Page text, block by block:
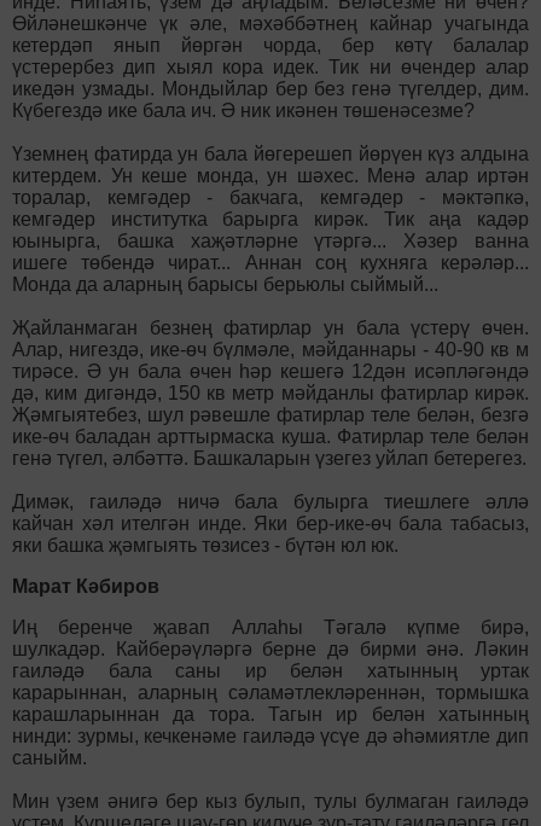
Өйләнешкәнче үк әле, мәхәббәтнең кайнар учагында
кетердәп янып йөргән чорда, бер көтү балалар
үстерербез дип хыял кора идек. Тик ни өчендер алар
икедән узмады. Мондыйлар бер без генә түгелдер, дим.
Күбегездә ике бала ич. Ә ник икәнен төшенәсезме?
Үземнең фатирда ун бала йөгерешеп йөрүен күз алдына
китердем. Ун кеше монда, ун шәхес. Менә алар иртән
торалар, кемгәдер - бакчага, кемгәдер - мәктәпкә,
кемгәдер институтка барырга кирәк. Тик аңа кадәр
юынырга, башка хаҗәтләрне үтәргә... Хәзер ванна
ишеге төбендә чират... Аннан соң кухняга керәләр...
Монда да аларның барысы берьюлы сыймый...
Җайланмаган безнең фатирлар ун бала үстерү өчен.
Алар, нигездә, ике-өч бүлмәле, мәйданнары - 40-90 кв м
тирәсе. Ә ун бала өчен һәр кешегә 12дән исәпләгәндә
дә, ким дигәндә, 150 кв метр мәйданлы фатирлар кирәк.
Җәмгыятебез, шул рәвешле фатирлар теле белән, безгә
ике-өч баладан арттырмаска куша. Фатирлар теле белән
генә түгел, әлбәттә. Башкаларын үзегез уйлап бетерегез.
Димәк, гаиләдә ничә бала булырга тиешлеге әллә
кайчан хәл ителгән инде. Яки бер-ике-өч бала табасыз,
яки башка җәмгыять төзисез - бүтән юл юк.
Марат Кәбиров
Иң беренче җавап Аллаһы Тәгалә күпме бирә,
шулкадәр. Кайберәүләргә берне дә бирми әнә. Ләкин
гаиләдә бала саны ир белән хатынның уртак
карарыннан, аларның сәламәтлекләреннән, тормышка
карашларыннан да тора. Тагын ир белән хатынның
нинди: зурмы, кечкенәме гаиләдә үсүе дә әһәмиятле дип
саныйм.
Мин үзем әнигә бер кыз булып, тулы булмаган гаиләдә